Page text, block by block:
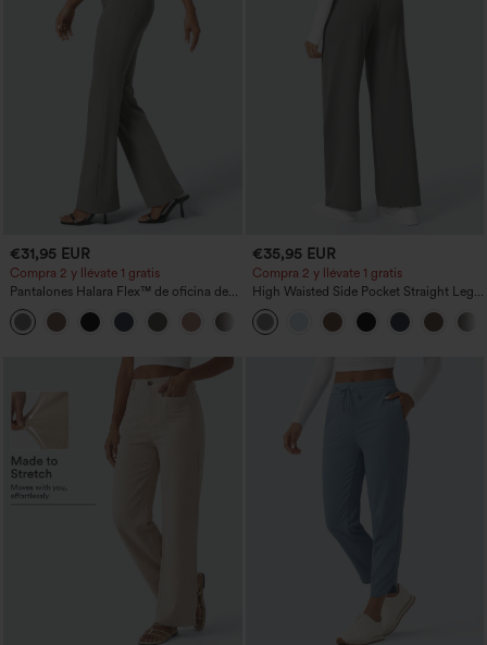
€31,95 EUR
Compra 2 y llévate 1 gratis
Pantalones Halara Flex™ de oficina de
tiro alto ligeramente acampanados con
bolsillos
+13
€35,95 EUR
Compra 2 y llévate 1 gratis
High Waisted Side Pocket Straight Leg
Work Pants